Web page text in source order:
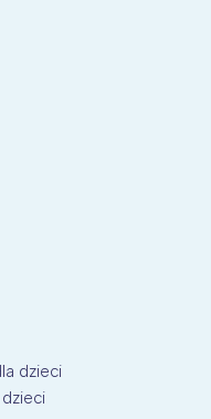
dzieci